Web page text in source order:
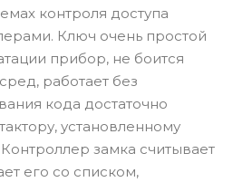
контроля доступа
Ключ очень простой
прибор, не боится
работает без
кода достаточно
установленному
замка считывает
его со списком,